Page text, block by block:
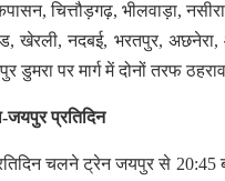
चित्तौड़गढ़, भीलवाड़ा,
खेरली, नदबई, भरतपुर,
डुमरा पर मार्ग में दोनों तरफ
प्रतिदिन
चलने ट्रेन जयपुर से